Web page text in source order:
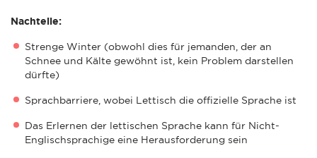
Nachteile:
Strenge Winter (obwohl dies für jemanden, der an
Schnee und Kälte gewöhnt ist, kein Problem darstellen
dürfte)
Sprachbarriere, wobei Lettisch die offizielle Sprache ist
Das Erlernen der lettischen Sprache kann für Nicht-
Englischsprachige eine Herausforderung sein